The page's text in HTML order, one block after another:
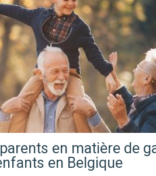
en matière de
en Belgique